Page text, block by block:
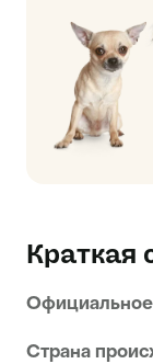
Краткая
Официальное
Страна